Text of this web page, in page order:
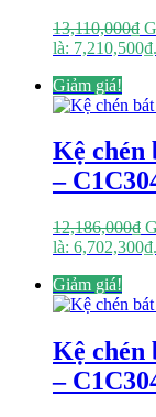
13,110,000₫
là: 7,210,500₫.
Giảm giá!
Kệ chén
–
12,186,000₫
là: 6,702,300₫.
Giảm giá!
Kệ chén
–